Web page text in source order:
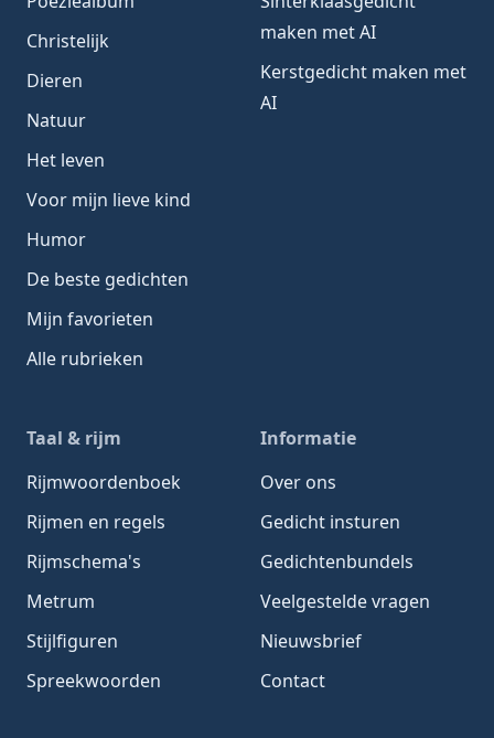
Christelijk
Dieren
Natuur
Het leven
Voor mijn lieve kind
Humor
De beste gedichten
Mijn favorieten
Alle rubrieken
maken met AI
Kerstgedicht maken met
AI
Taal & rijm
Rijmwoordenboek
Rijmen en regels
Rijmschema's
Metrum
Stijlfiguren
Spreekwoorden
Informatie
Over ons
Gedicht insturen
Gedichtenbundels
Veelgestelde vragen
Nieuwsbrief
Contact